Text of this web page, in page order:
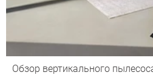
Обзор вертикального